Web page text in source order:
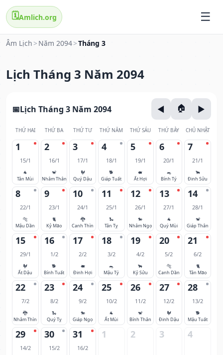
🗓️Amlich.org
Âm Lịch > Năm 2094>Tháng 3
Lịch Tháng 3 Năm 2094
Lịch Tháng 3 Năm 2094
THỨ HAI THỨ BA THỨ TƯ THỨ NĂM THỨ SÁU THỨ BẢY CHỦ NHẬT
1
15/1
🐐
Tân Mùi
2
16/1
🐒
Nhâm Thân
3
17/1
🐓
Quý Dậu
4
18/1
🐕
Giáp Tuất
5
19/1
🐖
Ất Hợi
6
20/1
🐀
Bính Tý
7
21/1
🐂
Đinh Sửu
8
22/1
🐅
Mậu Dần
9
23/1
🐈
Kỷ Mão
10
24/1
🐉
Canh Thìn
11
25/1
🐍
Tân Tỵ
12
26/1
🐎
Nhâm Ngọ
13
27/1
🐐
Quý Mùi
14
28/1
🐒
Giáp Thân
15
29/1
🐓
Ất Dậu
16
1/2
🐕
Bính Tuất
17
2/2
🐖
Đinh Hợi
18
3/2
🐀
Mậu Tý
19
4/2
🐂
Kỷ Sửu
20
5/2
🐅
Canh Dần
21
6/2
🐈
Tân Mão
22
7/2
🐉
Nhâm Thìn
23
8/2
🐍
Quý Tỵ
24
9/2
🐎
Giáp Ngọ
25
10/2
🐐
Ất Mùi
26
11/2
🐒
Bính Thân
27
12/2
🐓
Đinh Dậu
28
13/2
🐕
Mậu Tuất
29
14/2
30
15/2
31
16/2
1 2 3 4